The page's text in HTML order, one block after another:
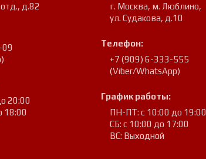
д.82
09
20:00
18:00
г. Москва, м. Люблино,
ул. Судакова, д.10
Телефон:
+7 (909) 6-333-555
(Viber/WhatsApp)
График работы:
ПН-ПТ: с 10:00 до 19:00
СБ: с 10:00 до 17:00
ВС: Выходной